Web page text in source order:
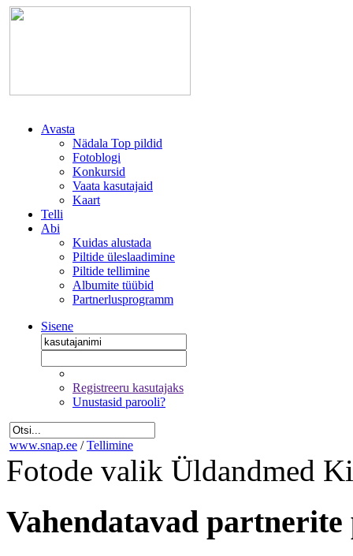
Avasta
Nädala Top pildid
Fotoblogi
Konkursid
Vaata kasutajaid
Kaart
Telli
Abi
Kuidas alustada
Piltide üleslaadimine
Piltide tellimine
Albumite tüübid
Partnerlusprogramm
Sisene
Registreeru kasutajaks
Unustasid parooli?
www.snap.ee / Tellimine
Fotode valik Üldandmed
Vahendatavad